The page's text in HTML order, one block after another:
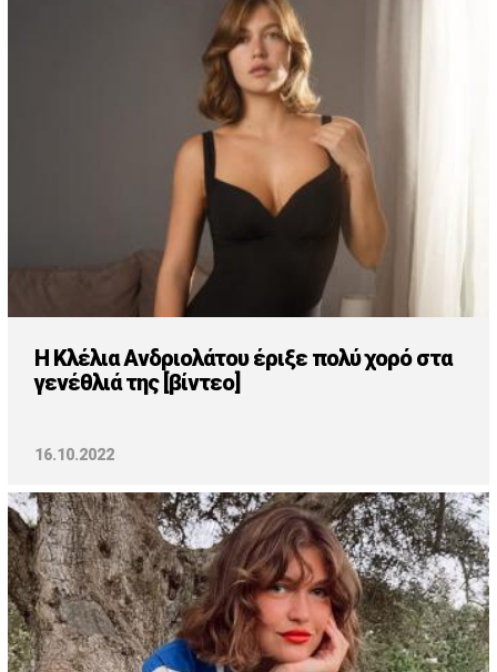
H Κλέλια Ανδριολάτου έριξε πολύ χορό στα
γενέθλιά της [βίντεο]
16.10.2022